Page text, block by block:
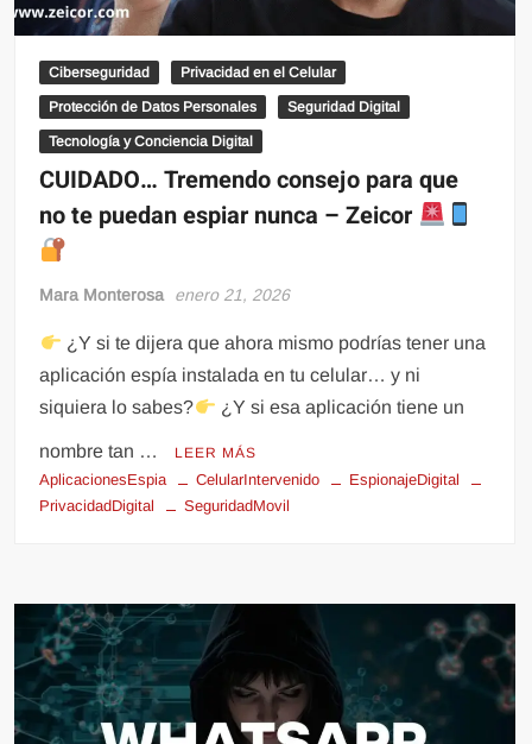
Ciberseguridad Privacidad en el Celular
Protección de Datos Personales Seguridad Digital
Tecnología y Conciencia Digital
CUIDADO… Tremendo consejo para que
no te puedan espiar nunca – Zeicor
Mara Monterosa enero 21, 2026
¿Y si te dijera que ahora mismo podrías tener una
aplicación espía instalada en tu celular… y ni
siquiera lo sabes?
¿Y si esa aplicación tiene un
nombre tan … LEER MÁS
AplicacionesEspia CelularIntervenido
EspionajeDigital
PrivacidadDigital
SeguridadMovil